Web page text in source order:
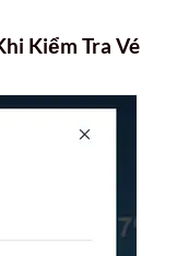
Kiểm Tra Vé